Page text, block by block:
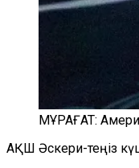
МҰРАҒАТ:
АҚШ Әскери-теңіз